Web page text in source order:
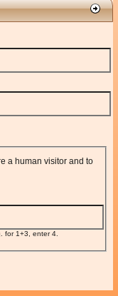
a human visitor and to
for 1+3, enter 4.